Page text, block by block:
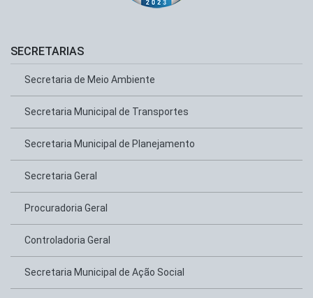
SECRETARIAS
Secretaria de Meio Ambiente
Secretaria Municipal de Transportes
Secretaria Municipal de Planejamento
Secretaria Geral
Procuradoria Geral
Controladoria Geral
Secretaria Municipal de Ação Social